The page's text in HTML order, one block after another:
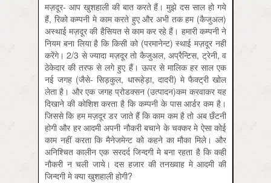
मज़दूर- आप खुशहाली की बात करते हैं। मुझे दस साल हो गये
हैं, रिको कम्पनी मे काम करते हुए और अभी तक हम (कैजुअल)
अस्थाई मज़दूर की हैसियत से काम कर रहे हैं। हमारी कम्पनी ने
नियम बना लिया है कि किसी को (परमानेन्ट) स्थाई मज़दूर नहीं
करेंगे। 2/3 से ज्यादा मज़दूर तो कैजुअल, अप्रैन्टिस, ट्रेनी, व
ठेकेदार की तरफ से लगे हुए हैं। ऊपर से मालिक हर साल एक
नई जगह (जैसे- सिड़कुल, धारूहेड़ा, दादरी) मे फैक्ट्री खोल
लेता है। और एक जगह प्रोडक्सन (उत्पादन)कम करवाकर यह
दिखाने की कोशिश करता है कि कम्पनी के पास आर्डर कम है।
जिससे कि हम मज़दूर डर जाते हैं कि काम कम है तो अब छँटनी
होगी और हर आदमी अपनी नौकरी बचाने के चक्कर मे ऐसा कोई
काम नहीं करता कि मैनेजमेन्ट को कहने का मौका मिले। और
अनिश्चित कालीन एक सरदर्द जिन्दगी मे बना रहता है कि कहीं
नौकरी न चली जाये। दस हजार की तनख्वाह मे आदमी की
जिन्दगी मे क्या खुशहाली होगी?